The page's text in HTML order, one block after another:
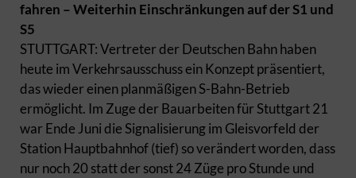
fahren – Weiterhin Einschränkungen auf der S1 und
S5
STUTTGART: Vertreter der Deutschen Bahn haben
heute im Verkehrsausschuss ein Konzept präsentiert,
das wieder einen planmäßigen S-Bahn-Betrieb
ermöglicht. Im Zuge der Bauarbeiten für Stuttgart 21
war Ende Juni die Signalisierung im Gleisvorfeld der
Station Hauptbahnhof (tief) so verändert worden, dass
nur noch 20 statt der sonst 24 Züge pro Stunde und